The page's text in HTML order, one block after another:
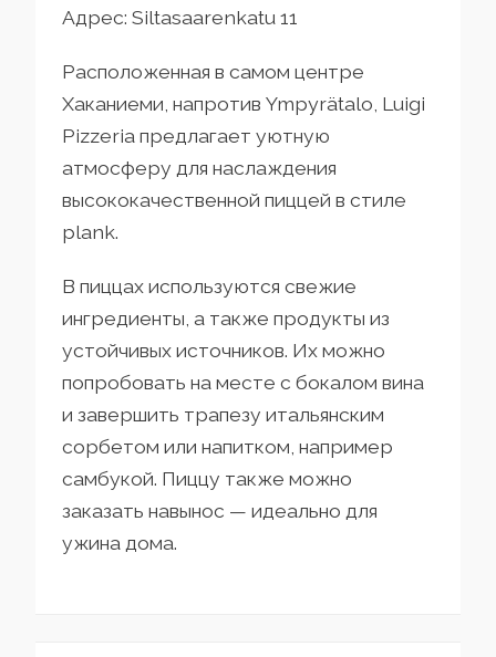
Адрес: Siltasaarenkatu 11
Расположенная в самом центре
Хаканиеми, напротив Ympyrätalo, Luigi
Pizzeria предлагает уютную
атмосферу для наслаждения
высококачественной пиццей в стиле
plank.
В пиццах используются свежие
ингредиенты, а также продукты из
устойчивых источников. Их можно
попробовать на месте с бокалом вина
и завершить трапезу итальянским
сорбетом или напитком, например
самбукой. Пиццу также можно
заказать навынос — идеально для
ужина дома.